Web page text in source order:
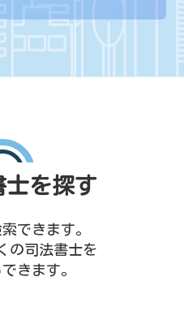
士を探す
できます。
の司法書士を
きます。